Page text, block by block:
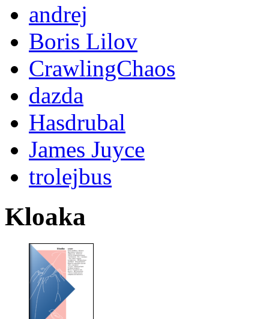
andrej
Boris Lilov
CrawlingChaos
dazda
Hasdrubal
James Juyce
trolejbus
Kloaka